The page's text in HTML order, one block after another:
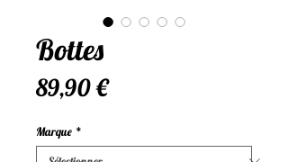
Bottes
89,90 €Prix
Marque *